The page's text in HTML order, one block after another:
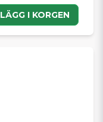
LÄGG I KORGEN